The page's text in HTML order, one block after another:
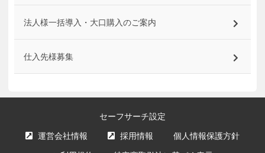
法人様一括導入・大口購入のご案内
仕入先様募集
セーフサーチ設定
運営会社情報 採用情報 個人情報保護方針